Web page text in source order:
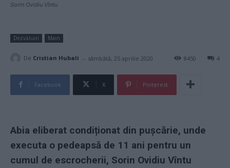
Sorin Ovidiu Vîntu
Dezvăluiri Main
De Cristian Hubali - sâmbătă, 25 aprilie 2020 4
8450
Facebook X Pinterest
Abia eliberat condiționat din pușcărie, unde
executa o pedeapsă de 11 ani pentru un
cumul de escrocherii, Sorin Ovidiu Vîntu